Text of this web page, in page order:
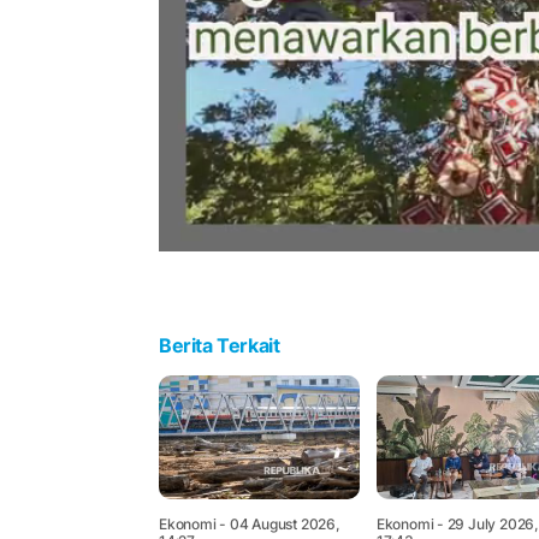
Berita Terkait
Ekonomi- 04 August 2026,
Ekonomi- 29 July 2026,